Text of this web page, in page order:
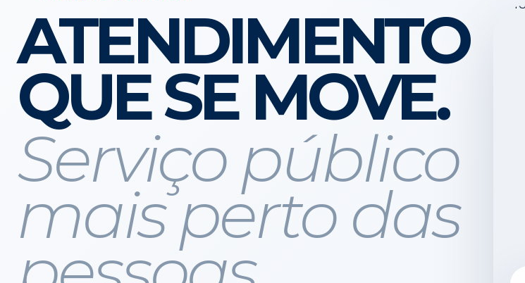
ATENDIMENTO
QUE SE MOVE.
Serviço público
mais perto das